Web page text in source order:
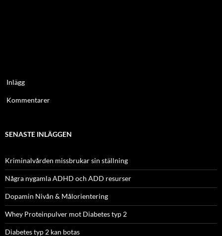
Inlägg
Kommentarer
SENASTE INLÄGGEN
Kriminalvården missbrukar sin ställning
Några nygamla ADHD och ADD resurser
Dopamin Nivån & Målorientering
Whey Proteinpulver mot Diabetes typ 2
Diabetes typ 2 kan botas